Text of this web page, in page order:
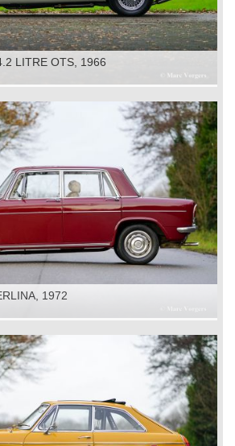
LITRE OTS, 1966
1972